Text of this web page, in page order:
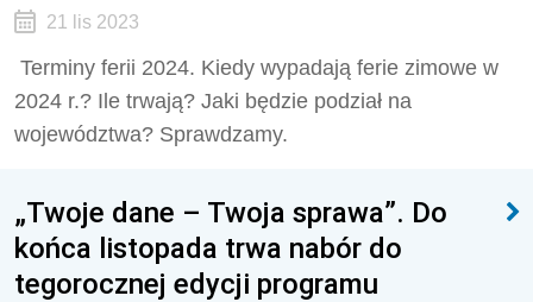
21 lis 2023
Terminy ferii 2024. Kiedy wypadają ferie zimowe w
2024 r.? Ile trwają? Jaki będzie podział na
województwa? Sprawdzamy.
„Twoje dane – Twoja sprawa”. Do
końca listopada trwa nabór do
tegorocznej edycji programu